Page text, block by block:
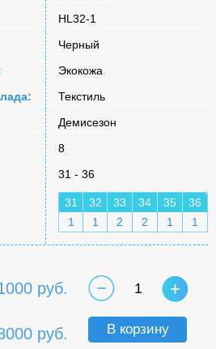
HL32-1
Черный
Экокожа
Текстиль
Демисезон
8
31 - 36
31 32 33 34 35
36
1
1 2 2 1 1
руб.
руб.
1
В корзину